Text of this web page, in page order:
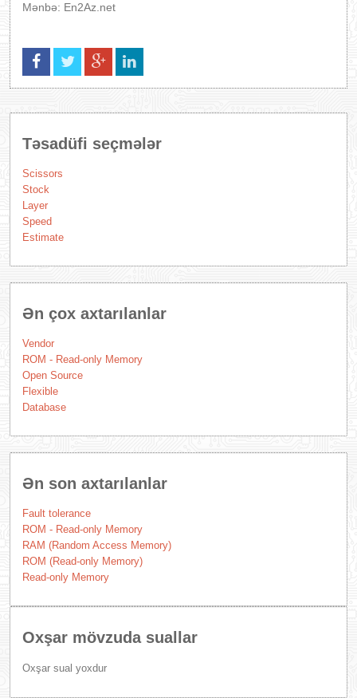
Mənbə: En2Az.net
Təsadüfi seçmələr
Scissors
Stock
Layer
Speed
Estimate
Ən çox axtarılanlar
Vendor
ROM - Read-only Memory
Open Source
Flexible
Database
Ən son axtarılanlar
Fault tolerance
ROM - Read-only Memory
RAM (Random Access Memory)
ROM (Read-only Memory)
Read-only Memory
Oxşar mövzuda suallar
Oxşar sual yoxdur